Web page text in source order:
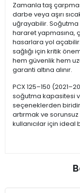
Zamanla taş
darbe veya aşırı
uğrayabilir.
hararet yapmasına,
hasarlara yol
sağlığı için kritik
hem güvenlik hem
garanti altına alınır.
PCX 125–150
soğutma kapasitesi
seçeneklerden
artırmak ve
kullanıcılar için ideal